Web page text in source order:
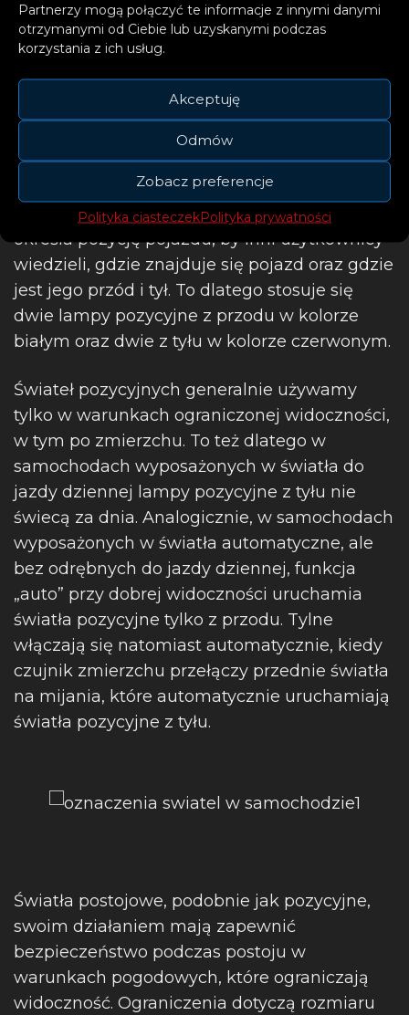
Partnerzy mogą połączyć te informacje z innymi danymi
otrzymanymi od Ciebie lub uzyskanymi podczas
korzystania z ich usług.
Akceptuję
Odmów
Zobacz preferencje
Polityka ciasteczekPolityka prywatności
wiele sposobów – tylko po prawej bądź lewej
stronie pojazdu, z przodu lub z tyłu pojazdu.
jedynie w pojazdach o długości nie większej
niż 6 metrów i szerokości poniżej 2 metrów.
Światła pozycyjne, jak sama nazwa wskazuje,
określa pozycję pojazdu, by inni użytkownicy
wiedzieli, gdzie znajduje się pojazd oraz gdzie
jest jego przód i tył. To dlatego stosuje się
dwie lampy pozycyjne z przodu w kolorze
białym oraz dwie z tyłu w kolorze czerwonym.
Świateł pozycyjnych generalnie używamy
tylko w warunkach ograniczonej widoczności,
w tym po zmierzchu. To też dlatego w
samochodach wyposażonych w światła do
jazdy dziennej lampy pozycyjne z tyłu nie
świecą za dnia. Analogicznie, w samochodach
wyposażonych w światła automatyczne, ale
bez odrębnych do jazdy dziennej, funkcja
„auto” przy dobrej widoczności uruchamia
światła pozycyjne tylko z przodu. Tylne
włączają się natomiast automatycznie, kiedy
czujnik zmierzchu przełączy przednie światła
na mijania, które automatycznie uruchamiają
światła pozycyjne z tyłu.
Światła postojowe, podobnie jak pozycyjne,
swoim działaniem mają zapewnić
bezpieczeństwo podczas postoju w
warunkach pogodowych, które ograniczają
widoczność. Ograniczenia dotyczą rozmiaru